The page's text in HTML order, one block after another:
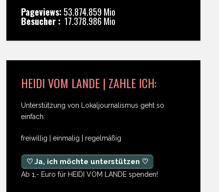
Pageviews: 53.874.859 Mio
Besucher : 17.378.986 Mio
HEIDI VOM LANDE | ZAHLE ICH:
Unterstützung von Lokaljournalismus geht so
einfach:
freiwillig | einmalig | regelmäßig
♡ Ja, ich möchte unterstützen ♡
Ab 1,- Euro für HEIDI VOM LANDE spenden!